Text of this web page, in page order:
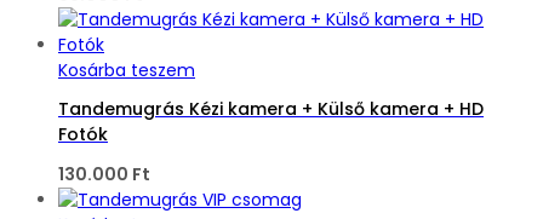
Kosárba teszem
Tandemugrás Kézi kamera + Külső kamera + HD
Fotók
130.000 Ft